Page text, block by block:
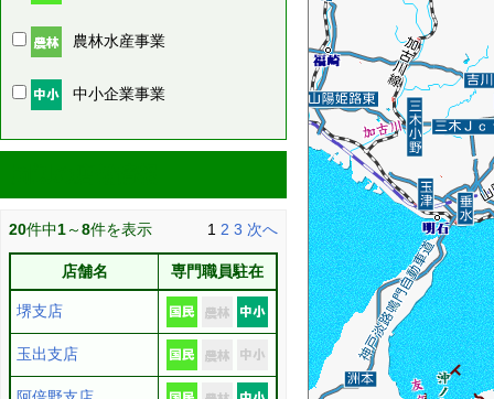
農林水産事業
中小企業事業
20件中1～8件を表示 1 2 3 次へ
店舗名 専門職員駐在
堺支店
玉出支店